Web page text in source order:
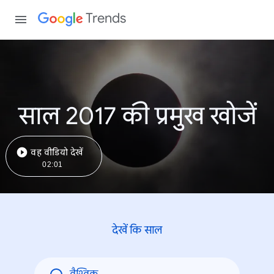
Trends
साल 2017 की प्रमुख खोजें
वह वीडियो देखें
02:01
देखें कि साल